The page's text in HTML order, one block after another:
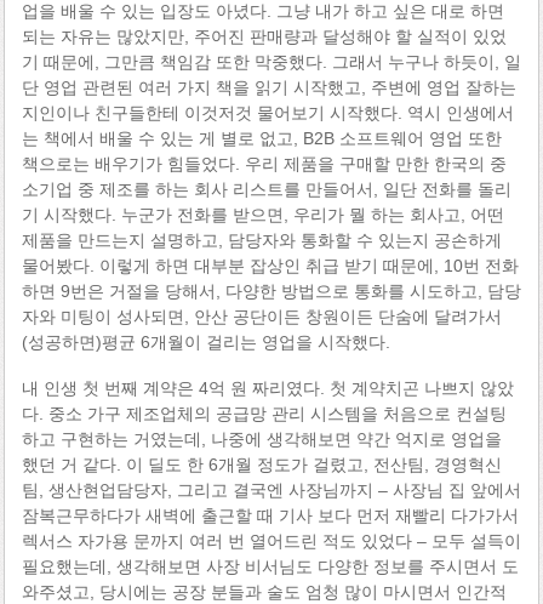
업을 배울 수 있는 입장도 아녔다. 그냥 내가 하고 싶은 대로 하면
되는 자유는 많았지만, 주어진 판매량과 달성해야 할 실적이 있었
기 때문에, 그만큼 책임감 또한 막중했다. 그래서 누구나 하듯이, 일
단 영업 관련된 여러 가지 책을 읽기 시작했고, 주변에 영업 잘하는
지인이나 친구들한테 이것저것 물어보기 시작했다. 역시 인생에서
는 책에서 배울 수 있는 게 별로 없고, B2B 소프트웨어 영업 또한
책으로는 배우기가 힘들었다. 우리 제품을 구매할 만한 한국의 중
소기업 중 제조를 하는 회사 리스트를 만들어서, 일단 전화를 돌리
기 시작했다. 누군가 전화를 받으면, 우리가 뭘 하는 회사고, 어떤
제품을 만드는지 설명하고, 담당자와 통화할 수 있는지 공손하게
물어봤다. 이렇게 하면 대부분 잡상인 취급 받기 때문에, 10번 전화
하면 9번은 거절을 당해서, 다양한 방법으로 통화를 시도하고, 담당
자와 미팅이 성사되면, 안산 공단이든 창원이든 단숨에 달려가서
(성공하면)평균 6개월이 걸리는 영업을 시작했다.
내 인생 첫 번째 계약은 4억 원 짜리였다. 첫 계약치곤 나쁘지 않았
다. 중소 가구 제조업체의 공급망 관리 시스템을 처음으로 컨설팅
하고 구현하는 거였는데, 나중에 생각해보면 약간 억지로 영업을
했던 거 같다. 이 딜도 한 6개월 정도가 걸렸고, 전산팀, 경영혁신
팀, 생산현업담당자, 그리고 결국엔 사장님까지 – 사장님 집 앞에서
잠복근무하다가 새벽에 출근할 때 기사 보다 먼저 재빨리 다가가서
렉서스 자가용 문까지 여러 번 열어드린 적도 있었다 – 모두 설득이
필요했는데, 생각해보면 사장 비서님도 다양한 정보를 주시면서 도
와주셨고, 당시에는 공장 분들과 술도 엄청 많이 마시면서 인간적